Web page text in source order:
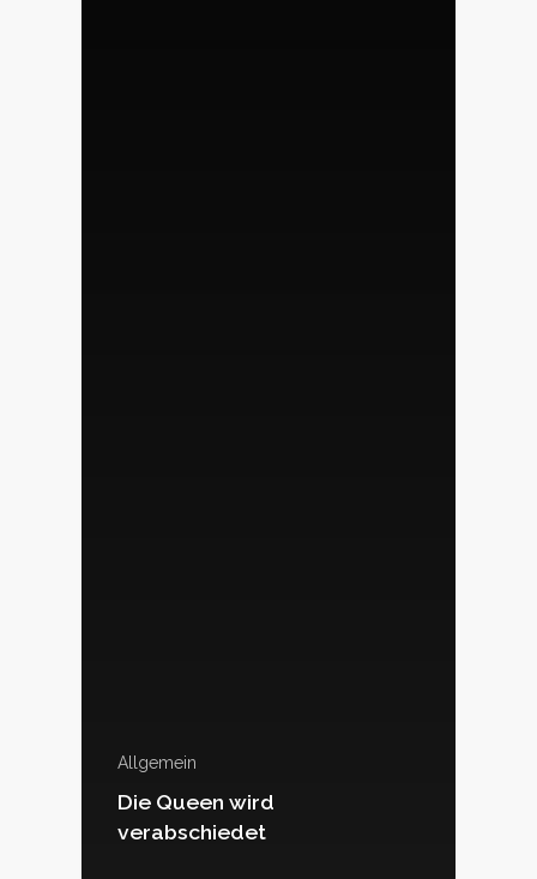
Allgemein
Die Queen wird
verabschiedet